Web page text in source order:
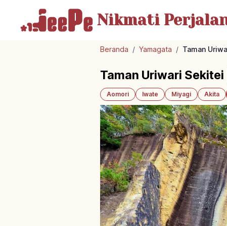
Nikmati
Beranda / Yamagata / Taman
Taman Uriwari
Aomori Iwate Miyagi Akita